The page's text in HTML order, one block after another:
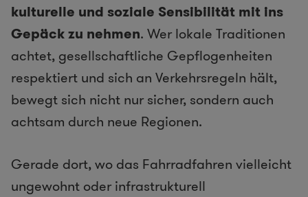
kulturelle und soziale Sensibilität mit ins
Gepäck zu nehmen. Wer lokale Traditionen
achtet, gesellschaftliche Gepflogenheiten
respektiert und sich an Verkehrsregeln hält,
bewegt sich nicht nur sicher, sondern auch
achtsam durch neue Regionen.
Gerade dort, wo das Fahrradfahren vielleicht
ungewohnt oder infrastrukturell